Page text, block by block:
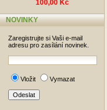
100,00 Kč
NOVINKY
Zaregistrujte si Vaši e-mail
adresu pro zasílání novinek.
Vložit Vymazat